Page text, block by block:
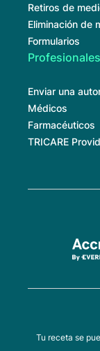
Retiros de
Eliminación de
Formularios
Enviar una
Médicos
Farmacéuticos
TRICARE
Tu receta se